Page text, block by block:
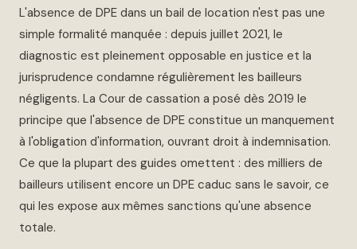
L'absence de DPE dans un bail de location n'est pas une
simple formalité manquée : depuis juillet 2021, le
diagnostic est pleinement opposable en justice et la
jurisprudence condamne régulièrement les bailleurs
négligents. La Cour de cassation a posé dès 2019 le
principe que l'absence de DPE constitue un manquement
à l'obligation d'information, ouvrant droit à indemnisation.
Ce que la plupart des guides omettent : des milliers de
bailleurs utilisent encore un DPE caduc sans le savoir, ce
qui les expose aux mêmes sanctions qu'une absence
totale.